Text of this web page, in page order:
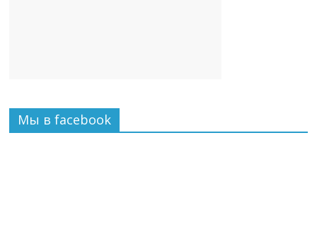
Мы в facebook